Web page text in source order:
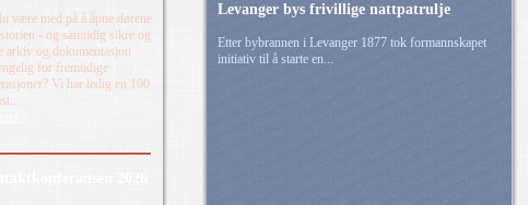
være med på å åpne dørene
- og samtidig sikre og
arkiv og dokumentasjon
for fremtidige
Vi har ledig en 100
Levanger bys frivillige nattpatrulje
Etter bybrannen i Levanger 1877 tok formannskapet
initiativ til å starte en...